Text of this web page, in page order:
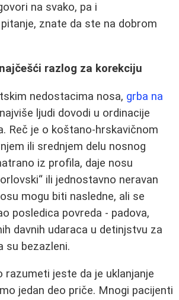
na svako, pa i
znate da ste na dobrom
razlog za korekciju
nedostacima nosa, grba na
ljudi dovodi u ordinacije
Reč je o koštano-hrskavičnom
ili srednjem delu nosnog
iz profila, daje nosu
ili jednostavno neravan
mogu biti nasledne, ali se
posledica povreda - padova,
davnih udaraca u detinjstvu za
su bezazleni.
razumeti jeste da je uklanjanje
jedan deo priče. Mnogi pacijenti